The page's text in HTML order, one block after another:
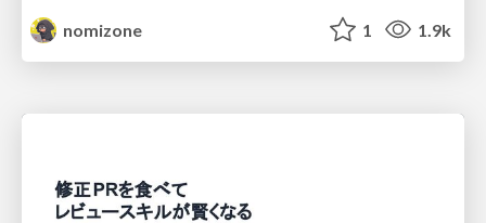
nomizone
1 1.9k